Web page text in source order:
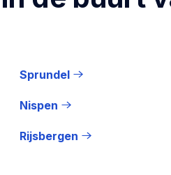
Sprundel
Nispen
Rijsbergen